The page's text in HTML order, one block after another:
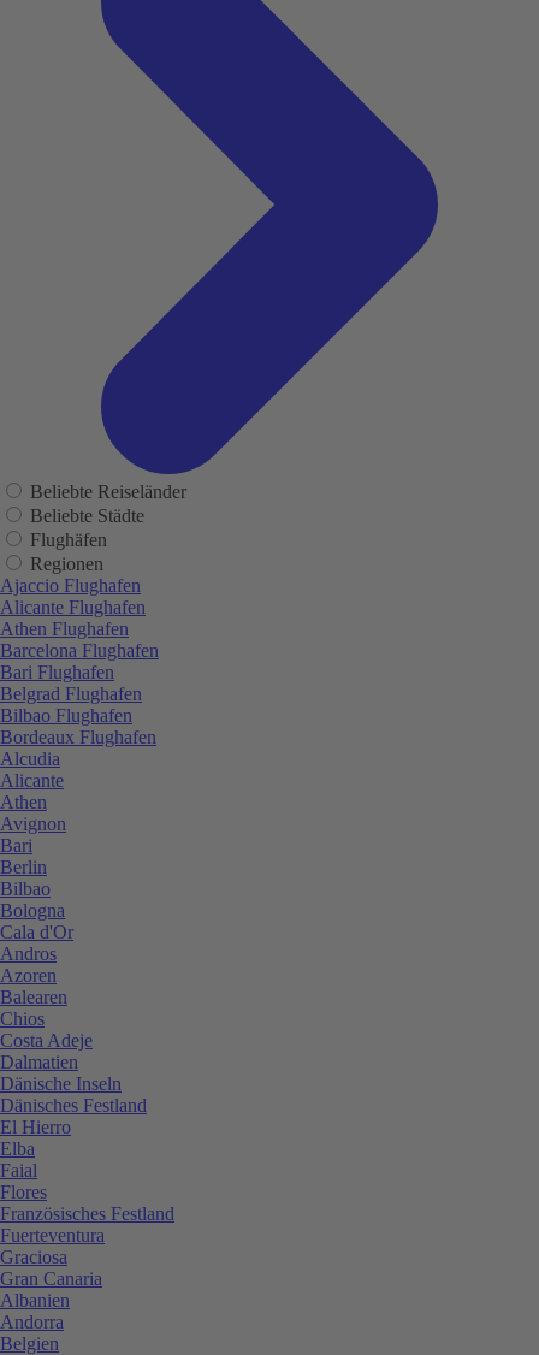
Beliebte Reiseländer
Beliebte Städte
Flughäfen
Regionen
Ajaccio Flughafen
Alicante Flughafen
Athen Flughafen
Barcelona Flughafen
Bari Flughafen
Belgrad Flughafen
Bilbao Flughafen
Bordeaux Flughafen
Alcudia
Alicante
Athen
Avignon
Bari
Berlin
Bilbao
Bologna
Cala d'Or
Andros
Azoren
Balearen
Chios
Costa Adeje
Dalmatien
Dänische Inseln
Dänisches Festland
El Hierro
Elba
Faial
Flores
Französisches Festland
Fuerteventura
Graciosa
Gran Canaria
Albanien
Andorra
Belgien